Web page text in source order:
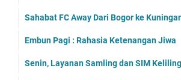
Sahabat FC Away Dari Bogor ke
Embun Pagi : Rahasia Ketenangan Jiwa
Senin, Layanan Samling dan SIM